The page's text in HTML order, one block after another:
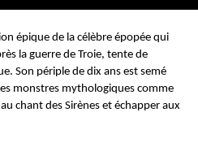
épique de la célèbre épopée qui
la guerre de Troie, tente de
Son périple de dix ans est semé
monstres mythologiques comme
chant des Sirènes et échapper aux